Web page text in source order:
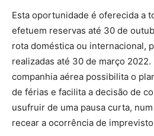
Esta oportunidade é oferecida a
efetuem reservas até 30 de
rota doméstica ou internacional,
realizadas até 30 de março 2022.
companhia aérea possibilita o
de férias e facilita a decisão de
usufruir de uma pausa curta,
recear a ocorrência de